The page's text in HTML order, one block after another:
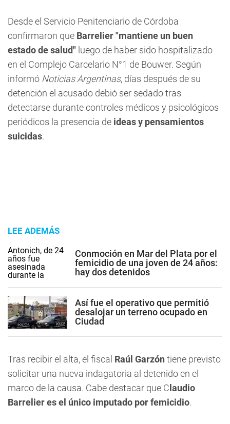
Desde el Servicio Penitenciario de Córdoba
confirmaron que Barrelier "mantiene un buen
estado de salud" luego de haber sido hospitalizado
en el Complejo Carcelario N°1 de Bouwer. Según
informó Noticias Argentinas, días después de su
detención el acusado debió ser sedado tras
detectarse durante controles médicos y psicológicos
periódicos la presencia de ideas y pensamientos
suicidas.
LEE ADEMÁS
Conmoción en Mar del Plata por el
femicidio de una joven de 24 años:
hay dos detenidos
Así fue el operativo que permitió
desalojar un terreno ocupado en
Ciudad
Tras recibir el alta, el fiscal Raúl Garzón tiene previsto
solicitar una nueva indagatoria al detenido en el
marco de la causa. Cabe destacar que C laudio
Barrelier es el único imputado por femicidio.